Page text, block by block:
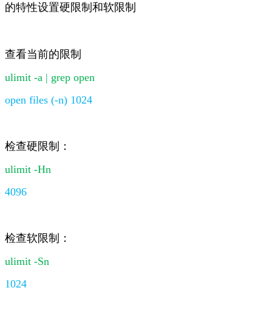
的特性设置硬限制和软限制
查看当前的限制
ulimit -a | grep open
open files (-n) 1024
检查硬限制：
ulimit -Hn
4096
检查软限制：
ulimit -Sn
1024